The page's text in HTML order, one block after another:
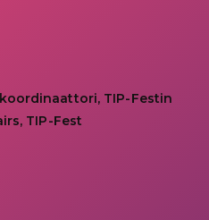
TIP-Festin
TIP-Fest